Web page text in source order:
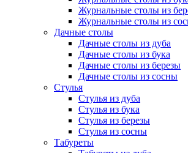
Журнальные столы из
Журнальные столы из
Дачные столы
Дачные столы из дуба
Дачные столы из бука
Дачные столы из березы
Дачные столы из сосны
Стулья
Стулья из дуба
Стулья из бука
Стулья из березы
Стулья из сосны
Табуреты